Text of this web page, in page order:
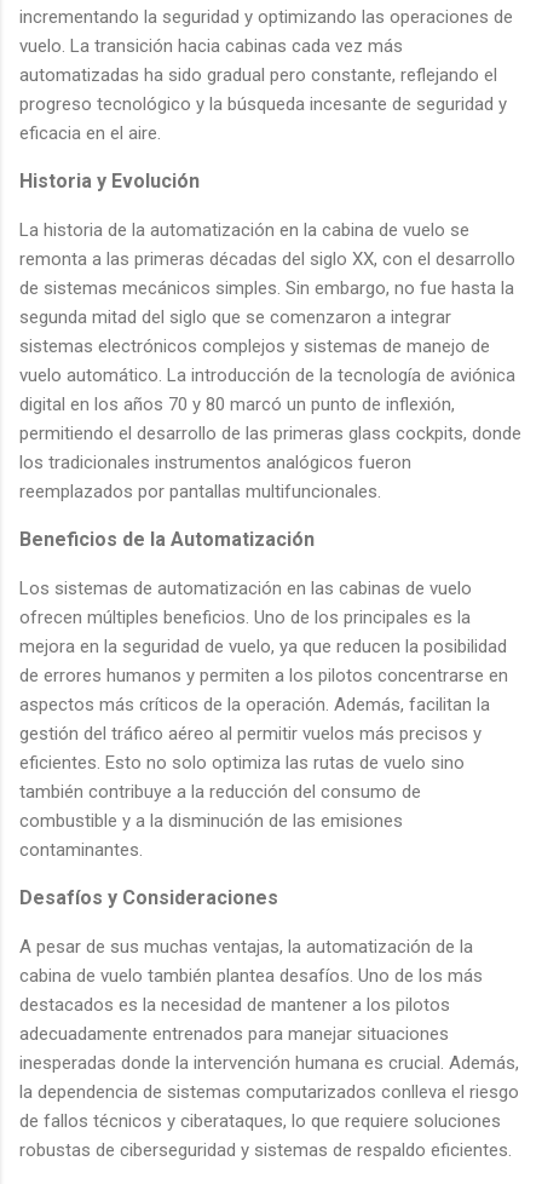
incrementando la seguridad y optimizando las operaciones de
vuelo. La transición hacia cabinas cada vez más
automatizadas ha sido gradual pero constante, reflejando el
progreso tecnológico y la búsqueda incesante de seguridad y
eficacia en el aire.
Historia y Evolución
La historia de la automatización en la cabina de vuelo se
remonta a las primeras décadas del siglo XX, con el desarrollo
de sistemas mecánicos simples. Sin embargo, no fue hasta la
segunda mitad del siglo que se comenzaron a integrar
sistemas electrónicos complejos y sistemas de manejo de
vuelo automático. La introducción de la tecnología de aviónica
digital en los años 70 y 80 marcó un punto de inflexión,
permitiendo el desarrollo de las primeras glass cockpits, donde
los tradicionales instrumentos analógicos fueron
reemplazados por pantallas multifuncionales.
Beneficios de la Automatización
Los sistemas de automatización en las cabinas de vuelo
ofrecen múltiples beneficios. Uno de los principales es la
mejora en la seguridad de vuelo, ya que reducen la posibilidad
de errores humanos y permiten a los pilotos concentrarse en
aspectos más críticos de la operación. Además, facilitan la
gestión del tráfico aéreo al permitir vuelos más precisos y
eficientes. Esto no solo optimiza las rutas de vuelo sino
también contribuye a la reducción del consumo de
combustible y a la disminución de las emisiones
contaminantes.
Desafíos y Consideraciones
A pesar de sus muchas ventajas, la automatización de la
cabina de vuelo también plantea desafíos. Uno de los más
destacados es la necesidad de mantener a los pilotos
adecuadamente entrenados para manejar situaciones
inesperadas donde la intervención humana es crucial. Además,
la dependencia de sistemas computarizados conlleva el riesgo
de fallos técnicos y ciberataques, lo que requiere soluciones
robustas de ciberseguridad y sistemas de respaldo eficientes.